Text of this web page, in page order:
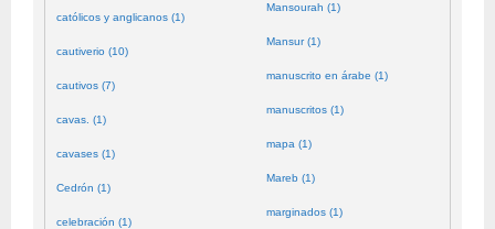
católicos y anglicanos (1)
cautiverio (10)
cautivos (7)
cavas. (1)
cavases (1)
Cedrón (1)
celebración (1)
Mansourah (1)
Mansur (1)
manuscrito en árabe (1)
manuscritos (1)
mapa (1)
Mareb (1)
marginados (1)